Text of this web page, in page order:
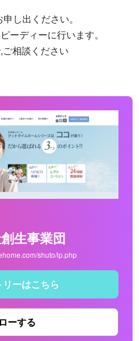
し出ください。
ーディーに行います。
相談ください
生事業団
shuto/lp.php
ーはこちら
ーする